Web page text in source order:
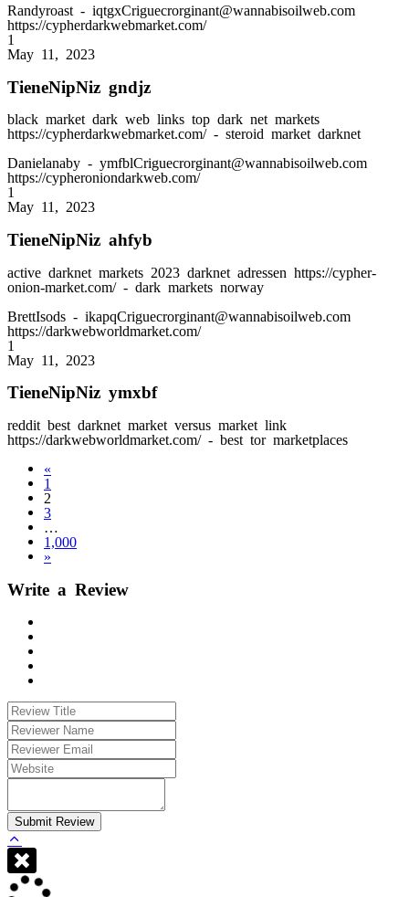
Randyroast - iqtgxCriguecrorginant@wannabisoilweb.com
https://cypherdarkwebmarket.com/
1
May 11, 2023
TieneNipNiz gndjz
black market dark web links top dark net markets
https://cypherdarkwebmarket.com/ - steroid market darknet
Danielanaby - ymfblCriguecrorginant@wannabisoilweb.com
https://cypheroniondarkweb.com/
1
May 11, 2023
TieneNipNiz ahfyb
active darknet markets 2023 darknet adressen https://cypher-
onion-market.com/ - dark markets norway
BrettIsods - ikapqCriguecrorginant@wannabisoilweb.com
https://darkwebworldmarket.com/
1
May 11, 2023
TieneNipNiz ymxbf
reddit best darknet market versus market link
https://darkwebworldmarket.com/ - best tor marketplaces
«
1
2
3
1,000
»
Write a Review
Submit Review